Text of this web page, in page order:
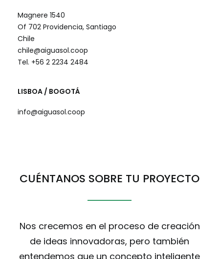
Magnere 1540
Of 702 Providencia, Santiago
Chile
chile@aiguasol.coop
Tel. +56 2 2234 2484
LISBOA / BOGOTÁ
info@aiguasol.coop
CUÉNTANOS SOBRE TU PROYECTO
Nos crecemos en el proceso de creación
de ideas innovadoras, pero también
entendemos que un concepto inteligente